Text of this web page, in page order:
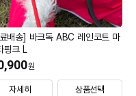
배송] 바크독 ABC 레인코트 마
핑크 L
원
자세히 상품선택